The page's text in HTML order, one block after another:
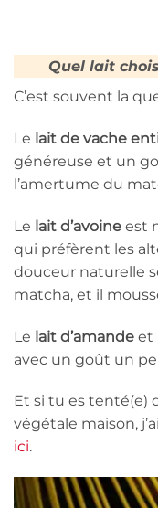
Quel lait
C’est souvent la
Le lait de vache
généreuse et un
l’amertume du
Le lait d’avoine est
qui préfèrent les
douceur naturelle
matcha, et il
Le lait d’amande et
avec un goût un
Et si tu es tenté(e)
végétale maison,
ici.